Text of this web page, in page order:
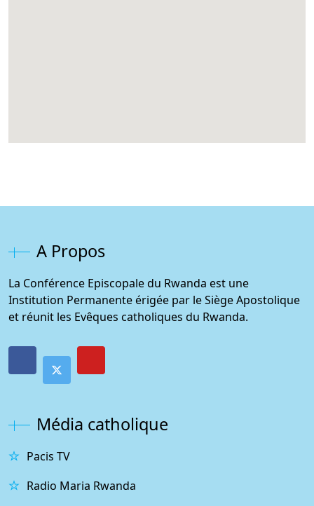
A Propos
La Conférence Episcopale du Rwanda est une
Institution Permanente érigée par le Siège Apostolique
et réunit les Evêques catholiques du Rwanda.
Média catholique
Pacis TV
Radio Maria Rwanda